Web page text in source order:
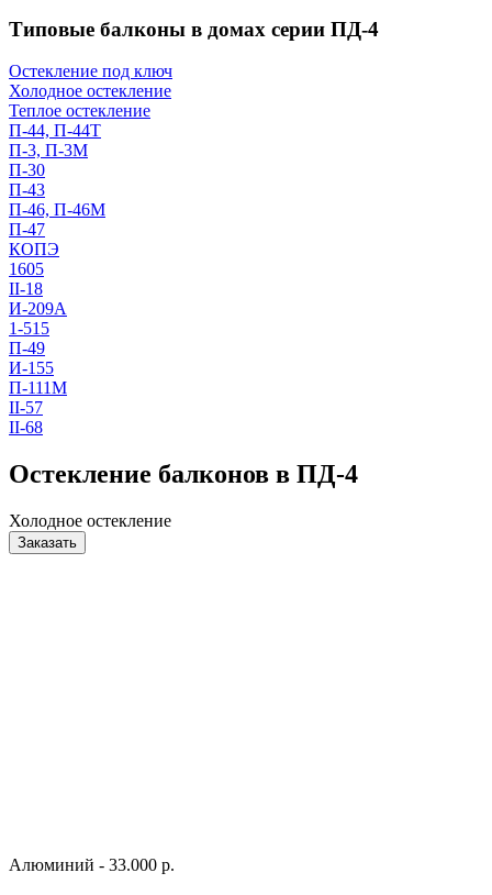
Типовые балконы в домах серии ПД-4
Остекление под ключ
Холодное остекление
Теплое остекление
П-44, П-44Т
П-3, П-3М
П-30
П-43
П-46, П-46М
П-47
КОПЭ
1605
II-18
И-209А
1-515
П-49
И-155
П-111М
II-57
II-68
Остекление балконов в ПД-4
Холодное остекление
Заказать
Алюминий - 33.000 р.